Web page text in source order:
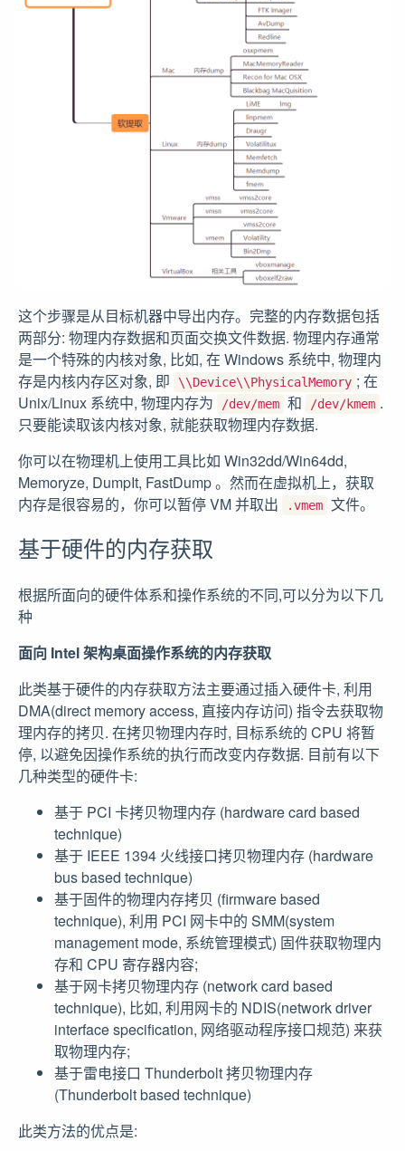
这个步骤是从目标机器中导出内存。完整的内存数据包括
两部分: 物理内存数据和页面交换文件数据. 物理内存通常
是一个特殊的内核对象, 比如, 在 Windows 系统中, 物理内
存是内核内存区对象, 即
\\Device\\PhysicalMemory ; 在
Unix/Linux 系统中, 物理内存为
/dev/mem 和 /dev/kmem .
只要能读取该内核对象, 就能获取物理内存数据.
你可以在物理机上使用工具比如 Win32dd/Win64dd,
Memoryze, DumpIt, FastDump 。然而在虚拟机上，获取
内存是很容易的，你可以暂停 VM 并取出
.vmem 文件。
基于硬件的内存获取
根据所面向的硬件体系和操作系统的不同,可以分为以下几
种
面向 Intel 架构桌面操作系统的内存获取
此类基于硬件的内存获取方法主要通过插入硬件卡, 利用
DMA(direct memory access, 直接内存访问) 指令去获取物
理内存的拷贝. 在拷贝物理内存时, 目标系统的 CPU 将暂
停, 以避免因操作系统的执行而改变内存数据. 目前有以下
几种类型的硬件卡:
基于 PCI 卡拷贝物理内存 (hardware card based
technique)
基于 IEEE 1394 火线接口拷贝物理内存 (hardware
bus based technique)
基于固件的物理内存拷贝 (firmware based
technique), 利用 PCI 网卡中的 SMM(system
management mode, 系统管理模式) 固件获取物理内
存和 CPU 寄存器内容;
基于网卡拷贝物理内存 (network card based
technique), 比如, 利用网卡的 NDIS(network driver
interface specification, 网络驱动程序接口规范) 来获
取物理内存;
基于雷电接口 Thunderbolt 拷贝物理内存
(Thunderbolt based technique)
此类方法的优点是: